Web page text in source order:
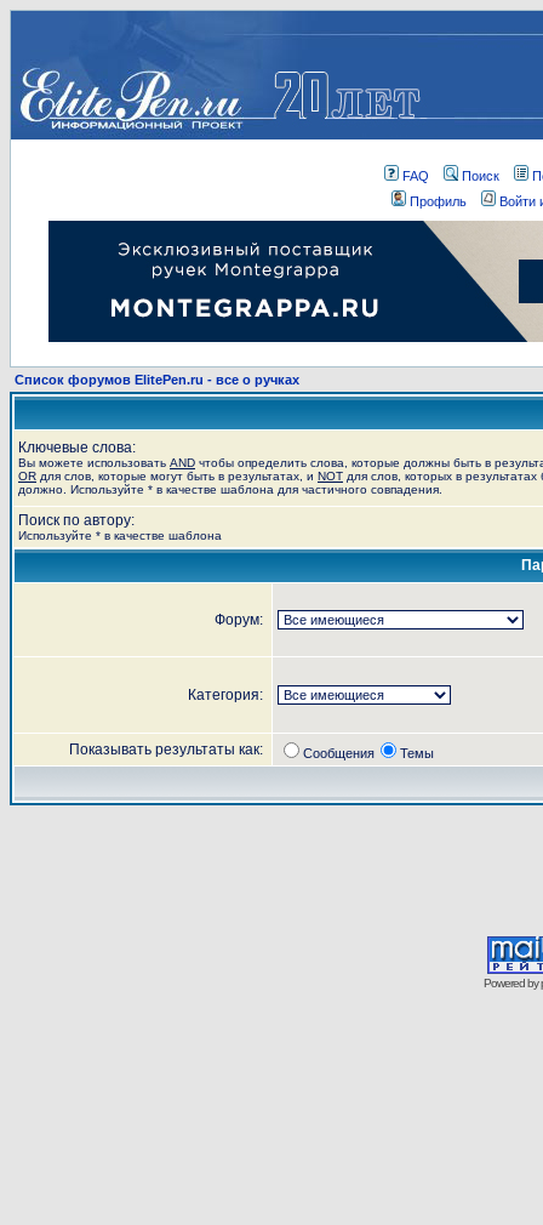
FAQ Поиск
Профиль
Войти
Список форумов ElitePen.ru - все о ручках
Ключевые слова:
Вы можете использовать AND чтобы определить слова, которые должны быть в
OR для слов, которые могут быть в результатах, и NOT для слов, которых в результатах
должно. Используйте * в качестве шаблона для частичного совпадения.
Поиск по автору:
Используйте * в качестве шаблона
Форум:
Категория:
Показывать результаты как: Сообщения Темы
Powered by